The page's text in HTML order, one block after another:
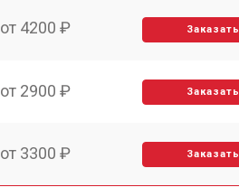
от 4200 ₽ Заказать
от 2900 ₽ Заказать
от 3300 ₽ Заказать